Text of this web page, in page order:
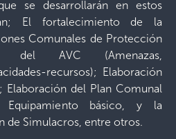
se desarrollarán en estos
El fortalecimiento de la
Comunales de Protección
del AVC (Amenazas,
recursos); Elaboración
Elaboración del Plan Comunal
básico, y la
de Simulacros, entre otros.